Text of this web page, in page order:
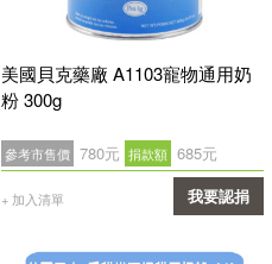
美國貝克藥廠 A1103寵物通用奶
粉 300g
參考市售價 780元 捐款額 685元
+ 加入清單 我要認捐